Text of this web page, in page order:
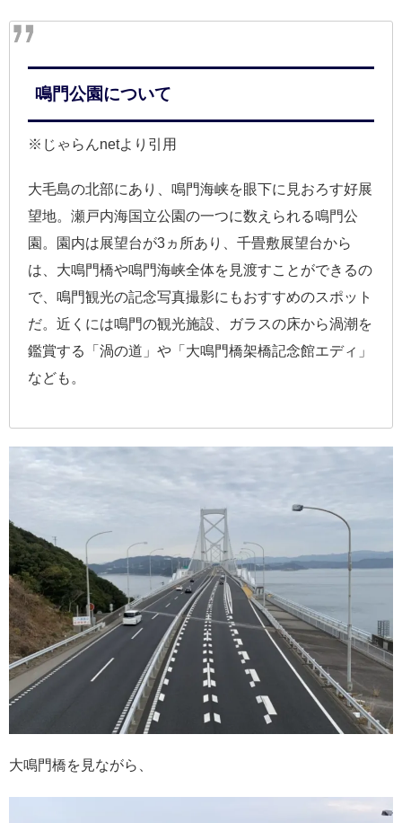
鳴門公園について
※じゃらんnetより引用
大毛島の北部にあり、鳴門海峡を眼下に見おろす好展
望地。瀬戸内海国立公園の一つに数えられる鳴門公
園。園内は展望台が3ヵ所あり、千畳敷展望台から
は、大鳴門橋や鳴門海峡全体を見渡すことができるの
で、鳴門観光の記念写真撮影にもおすすめのスポット
だ。近くには鳴門の観光施設、ガラスの床から渦潮を
鑑賞する「渦の道」や「大鳴門橋架橋記念館エディ」
なども。
大鳴門橋を見ながら、